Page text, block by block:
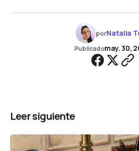
porNatalia
Publicadomay. 30,
Leer siguiente